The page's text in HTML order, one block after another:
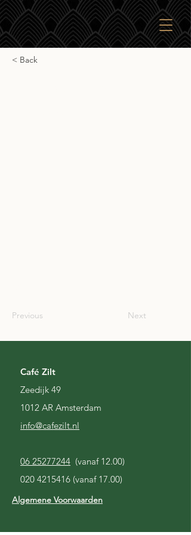
< Back
Previous Next
Café Zilt
Zeedijk 49
1012 AR Amsterdam
info@cafezilt.nl
06 25277244 (vanaf 12.00)
020 4215416 (vanaf 17.00)
Algemene Voorwaarden